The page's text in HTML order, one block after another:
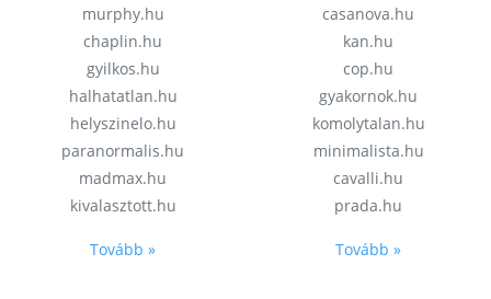
murphy.hu
chaplin.hu
gyilkos.hu
halhatatlan.hu
helyszinelo.hu
paranormalis.hu
madmax.hu
kivalasztott.hu
Tovább »
casanova.hu
kan.hu
cop.hu
gyakornok.hu
komolytalan.hu
minimalista.hu
cavalli.hu
prada.hu
Tovább »